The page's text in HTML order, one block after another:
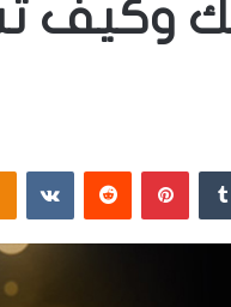
وكيف
‏Tumblr بينتيريست ‏Reddit
‏VKontakte